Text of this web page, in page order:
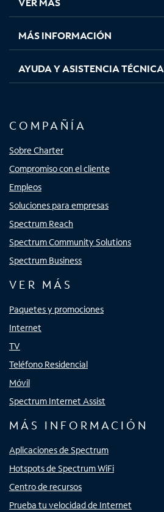
pestaña
nueva
pestaña
nueva
pestaña
nuevanueva
MÁS INFORMACIÓN
AYUDA Y ASISTENCIA TÉCNICA
COMPAÑÍA
Sobre Charter
Compromiso con el cliente
Empleos
Soluciones para empresas
Spectrum Reach
Spectrum Community Solutions
Spectrum Business
VER MÁS
Paquetes y promociones
Internet
TV
Teléfono Residencial
Móvil
Spectrum Internet Assist
MÁS INFORMACIÓN
Aplicaciones de Spectrum
Hotspots de Spectrum WiFi
Centro de recursos
Prueba tu velocidad de Internet